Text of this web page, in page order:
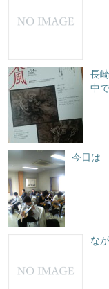
長
中
今日は
な